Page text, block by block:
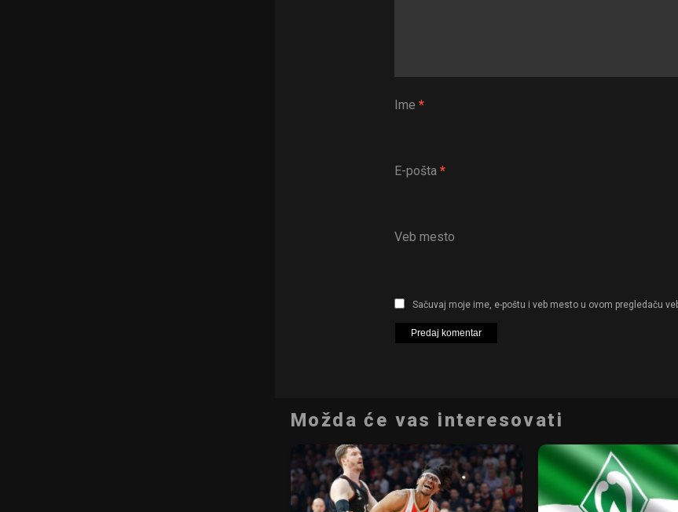
Ime *
E-pošta *
Veb mesto
Sačuvaj moje ime, e-poštu i veb mesto u ovom pregledaču
Možda će vas interesovati